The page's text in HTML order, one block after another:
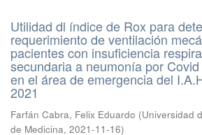
Utilidad dl índice de Rox para
requerimiento de ventilación
pacientes con insuficiencia
secundaria a neumonía por
en el área de emergencia del
2021
Farfán Cabra, Felix Eduardo (Universidad
de Medicina, 2021-11-16)